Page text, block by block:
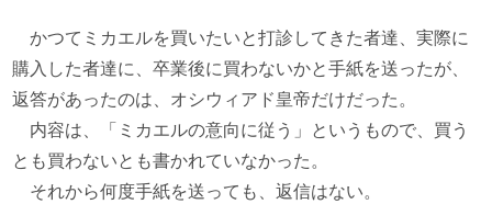
かつてミカエルを買いたいと打診してきた者達、実際に
購入した者達に、卒業後に買わないかと手紙を送ったが、
返答があったのは、オシウィアド皇帝だけだった。
内容は、「ミカエルの意向に従う」というもので、買う
とも買わないとも書かれていなかった。
それから何度手紙を送っても、返信はない。